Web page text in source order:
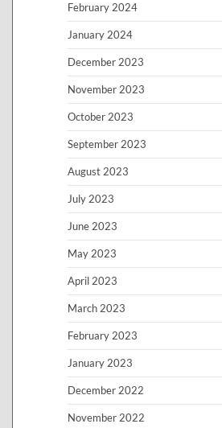
February 2024
January 2024
December 2023
November 2023
October 2023
September 2023
August 2023
July 2023
June 2023
May 2023
April 2023
March 2023
February 2023
January 2023
December 2022
November 2022